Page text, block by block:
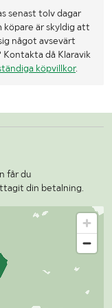
senast tolv dagar
köpare är skyldig att
något avsevärt
då Klaravik
köpvillkor.
får du
din betalning.